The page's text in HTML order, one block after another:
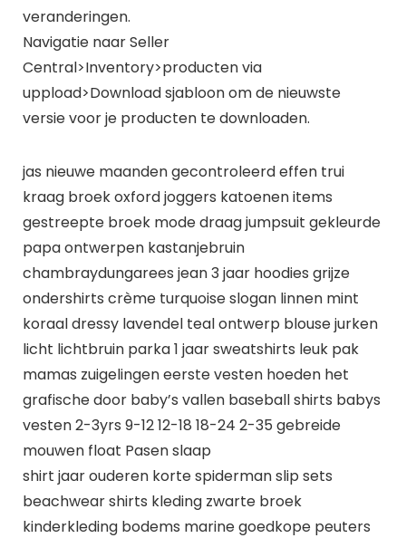
veranderingen.
Navigatie naar Seller
Central>Inventory>producten via
uppload>Download sjabloon om de nieuwste
versie voor je producten te downloaden.
jas nieuwe maanden gecontroleerd effen trui
kraag broek oxford joggers katoenen items
gestreepte broek mode draag jumpsuit gekleurde
papa ontwerpen kastanjebruin
chambraydungarees jean 3 jaar hoodies grijze
ondershirts crème turquoise slogan linnen mint
koraal dressy lavendel teal ontwerp blouse jurken
licht lichtbruin parka 1 jaar sweatshirts leuk pak
mamas zuigelingen eerste vesten hoeden het
grafische door baby’s vallen baseball shirts babys
vesten 2-3yrs 9-12 12-18 18-24 2-35 gebreide
mouwen float Pasen slaap
shirt jaar ouderen korte spiderman slip sets
beachwear shirts kleding zwarte broek
kinderkleding bodems marine goedkope peuters